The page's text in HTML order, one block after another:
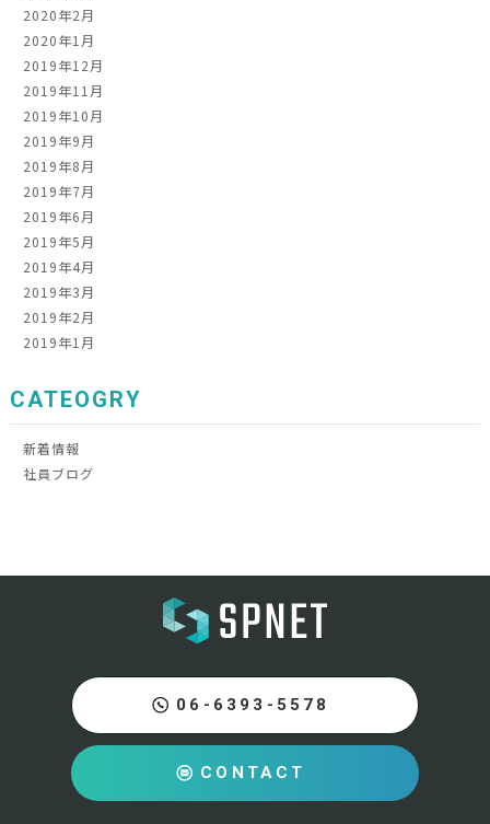
2020年2月
2020年1月
2019年12月
2019年11月
2019年10月
2019年9月
2019年8月
2019年7月
2019年6月
2019年5月
2019年4月
2019年3月
2019年2月
2019年1月
CATEOGRY
新着情報
社員ブログ
06-6393-5578
CONTACT